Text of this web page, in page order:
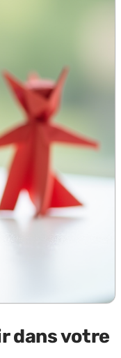
dans votre